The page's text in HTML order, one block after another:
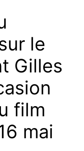
le
Gilles
film
mai